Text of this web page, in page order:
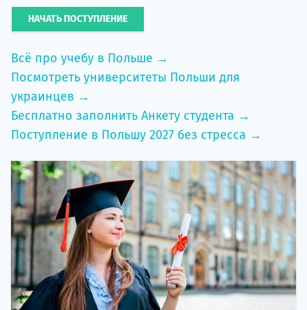
НАЧАТЬ ПОСТУПЛЕНИЕ
Всё про учебу в Польше →
Посмотреть университеты Польши для
украинцев →
Бесплатно заполнить Анкету студента →
Поступление в Польшу 2027 без стресса →